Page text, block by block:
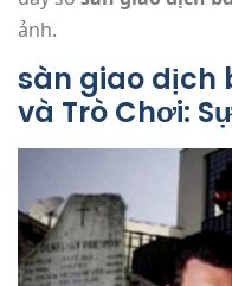
ảnh.
sàn giao dịch
và Trò Chơi: